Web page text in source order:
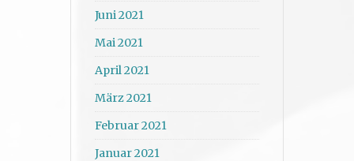
Juni 2021
Mai 2021
April 2021
März 2021
Februar 2021
Januar 2021